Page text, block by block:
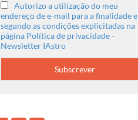
Autorizo a utilização do meu
endereço de e-mail para a finalidade e
segundo as condições explicitadas na
página Política de privacidade -
Newsletter IAstro